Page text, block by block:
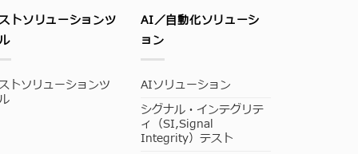
トソリューションツ
トソリューションツ
AI／自動化ソリューシ
ョン
AIソリューション
シグナル・インテグリテ
ィ（SI,Signal
Integrity）テスト